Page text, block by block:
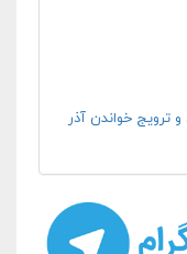
ترویج خواندن آذر